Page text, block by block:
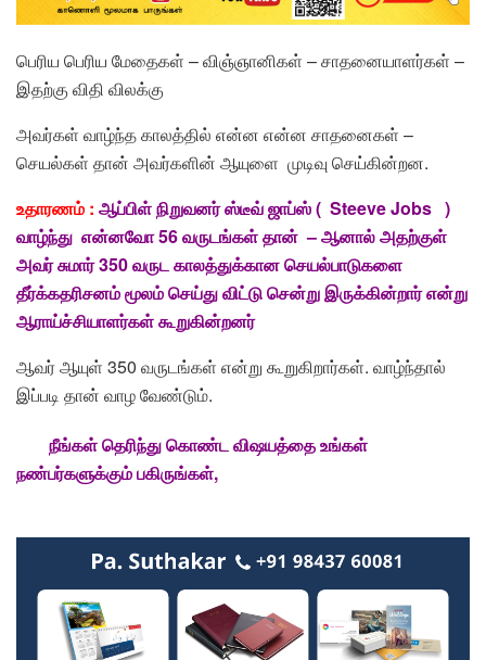
பெரிய பெரிய மேதைகள் – விஞ்ஞானிகள் – சாதனையாளர்கள் –
இதற்கு விதி விலக்கு
அவர்கள் வாழ்ந்த காலத்தில் என்ன என்ன சாதனைகள் –
செயல்கள் தான் அவர்களின் ஆயுளை முடிவு செய்கின்றன.
உதாரணம் : ஆப்பிள் நிறுவனர் ஸ்டீவ் ஜாப்ஸ் ( Steeve Jobs )
வாழ்ந்து என்னவோ 56 வருடங்கள் தான் – ஆனால் அதற்குள்
அவர் சுமார் 350 வருட காலத்துக்கான செயல்பாடுகளை
தீர்க்கதரிசனம் மூலம் செய்து விட்டு சென்று இருக்கின்றார் என்று
ஆராய்ச்சியாளர்கள் கூறுகின்றனர்
ஆவர் ஆயுள் 350 வருடங்கள் என்று கூறுகிறார்கள். வாழ்ந்தால்
இப்படி தான் வாழ வேண்டும்.
நீங்கள்தெரிந்துகொண்டவிஷயத்தைஉங்கள்
நண்பர்களுக்கும்பகிருங்கள்,